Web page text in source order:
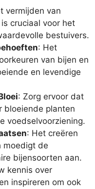
vermijden van
cruciaal voor het
bestuivers.
: Het
van bijen en
en levendige
: Zorg ervoor dat
bloeiende planten
voedselvoorziening.
: Het creëren
moedigt de
bijensoorten aan.
kennis over
inspireren om ook